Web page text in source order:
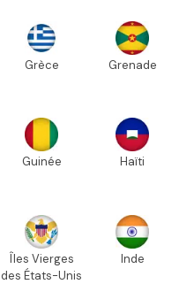
Grèce Grenade
Guinée Haïti
Îles Vierges
des États-Unis
Inde